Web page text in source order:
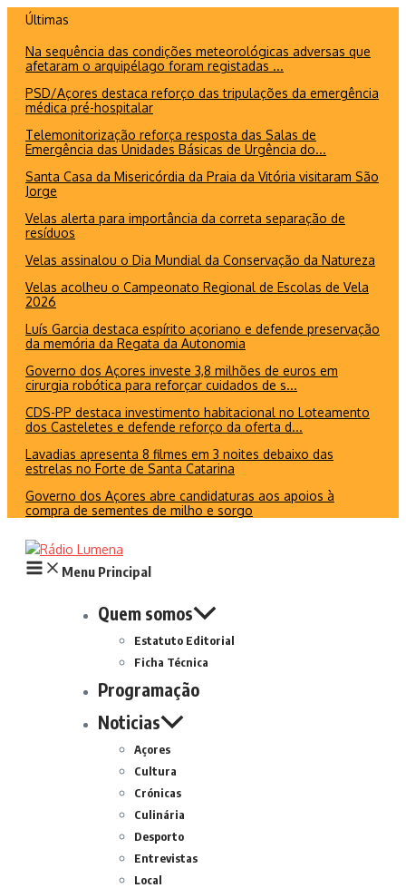
conteúdo
Últimas
Na sequência das condições meteorológicas adversas que
afetaram o arquipélago foram registadas ...
PSD/Açores destaca reforço das tripulações da emergência
médica pré-hospitalar
Telemonitorização reforça resposta das Salas de
Emergência das Unidades Básicas de Urgência do...
Santa Casa da Misericórdia da Praia da Vitória visitaram São
Jorge
Velas alerta para importância da correta separação de
resíduos
Velas assinalou o Dia Mundial da Conservação da Natureza
Velas acolheu o Campeonato Regional de Escolas de Vela
2026
Luís Garcia destaca espírito açoriano e defende preservação
da memória da Regata da Autonomia
Governo dos Açores investe 3,8 milhões de euros em
cirurgia robótica para reforçar cuidados de s...
CDS-PP destaca investimento habitacional no Loteamento
dos Casteletes e defende reforço da oferta d...
Lavadias apresenta 8 filmes em 3 noites debaixo das
estrelas no Forte de Santa Catarina
Governo dos Açores abre candidaturas aos apoios à
compra de sementes de milho e sorgo
Menu Principal
Quem somos
Estatuto Editorial
Ficha Técnica
Programação
Noticias
Açores
Cultura
Crónicas
Culinária
Desporto
Entrevistas
Local